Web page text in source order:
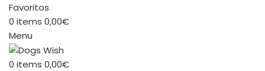
Favoritos
0 items 0,00€
Menu
0 items 0,00€